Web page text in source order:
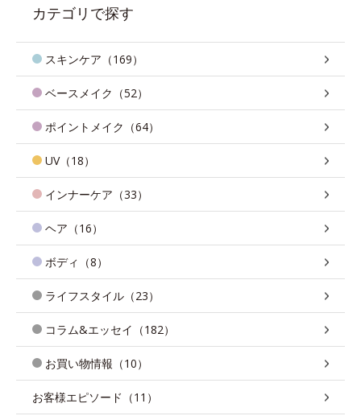
カテゴリで探す
スキンケア（169）
ベースメイク（52）
ポイントメイク（64）
UV（18）
インナーケア（33）
ヘア（16）
ボディ（8）
ライフスタイル（23）
コラム&エッセイ（182）
お買い物情報（10）
お客様エピソード（11）